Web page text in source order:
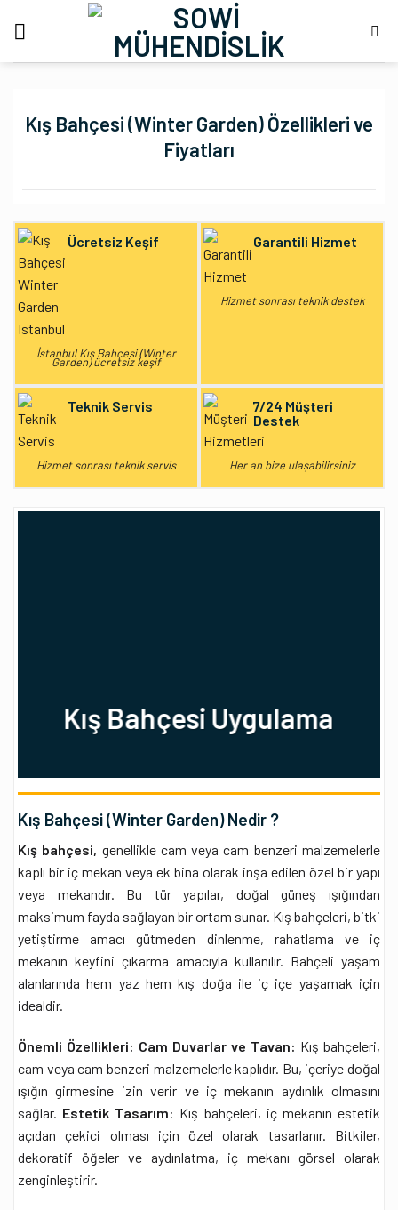
Kış Bahçesi (Winter Garden) Özellikleri ve
Fiyatları
Ücretsiz Keşif
İstanbul Kış Bahçesi (Winter
Garden) ücretsiz keşif
Garantili Hizmet
Hizmet sonrası teknik destek
Teknik Servis
Hizmet sonrası teknik servis
7/24 Müşteri
Destek
Her an bize ulaşabilirsiniz
Kış Bahçesi Uygulama
Kış Bahçesi (Winter Garden) Nedir ?
Kış bahçesi, genellikle cam veya cam benzeri malzemelerle
kaplı bir iç mekan veya ek bina olarak inşa edilen özel bir yapı
veya mekandır. Bu tür yapılar, doğal güneş ışığından
maksimum fayda sağlayan bir ortam sunar. Kış bahçeleri, bitki
yetiştirme amacı gütmeden dinlenme, rahatlama ve iç
mekanın keyfini çıkarma amacıyla kullanılır. Bahçeli yaşam
alanlarında hem yaz hem kış doğa ile iç içe yaşamak için
idealdir.
Önemli Özellikleri: Cam Duvarlar ve Tavan: Kış bahçeleri,
cam veya cam benzeri malzemelerle kaplıdır. Bu, içeriye doğal
ışığın girmesine izin verir ve iç mekanın aydınlık olmasını
sağlar. Estetik Tasarım: Kış bahçeleri, iç mekanın estetik
açıdan çekici olması için özel olarak tasarlanır. Bitkiler,
dekoratif öğeler ve aydınlatma, iç mekanı görsel olarak
zenginleştirir.